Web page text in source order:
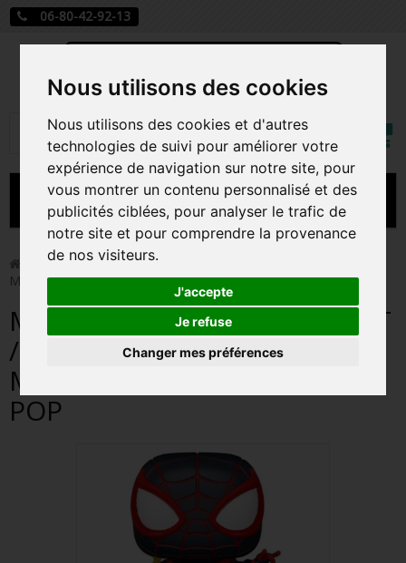
Nous utilisons des cookies
Nous utilisons des cookies et d'autres
technologies de suivi pour améliorer votre
expérience de navigation sur notre site, pour
vous montrer un contenu personnalisé et des
publicités ciblées, pour analyser le trafic de
notre site et pour comprendre la provenance
de nos visiteurs.
J'accepte
Je refuse
Changer mes préférences
06-80-42-92-13
Rechercher
Mon
MENU
CARTE A JOUER
PRÉCOMMANDE FIGURINES POP
FIGURINES POP MANGA
FIGURINES POP DISNEY
FIGURINES POP MARVEL
FIGURINES POP SÉRIE TV
FIGURINES POP AUTRES FILMS
FIGURINES POP SPORTS
Funko Pop! > MILES MORALES CLASSIC SUIT / SPIDER-
MAN MILES MORALES / FIGURINE FUNKO POP
MILES MORALES CLASSIC SUIT
/ SPIDER-MAN MILES
MORALES / FIGURINE FUNKO
POP